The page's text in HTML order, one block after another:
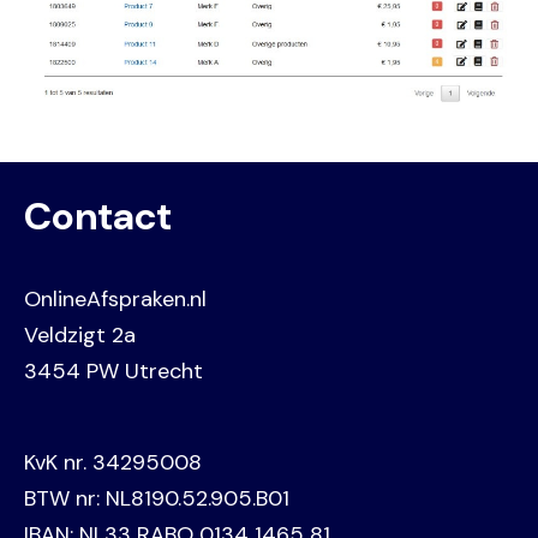
Contact
OnlineAfspraken.nl
Veldzigt 2a
3454 PW Utrecht
KvK nr. 34295008
BTW nr: NL8190.52.905.B01